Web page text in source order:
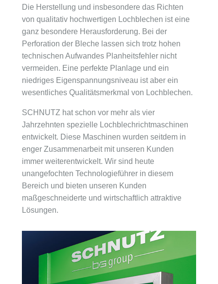
Die Herstellung und insbesondere das Richten
von qualitativ hochwertigen Lochblechen ist eine
ganz besondere Herausforderung. Bei der
Perforation der Bleche lassen sich trotz hohen
technischen Aufwandes Planheitsfehler nicht
vermeiden. Eine perfekte Planlage und ein
niedriges Eigenspannungsniveau ist aber ein
wesentliches Qualitätsmerkmal von Lochblechen.
SCHNUTZ hat schon vor mehr als vier
Jahrzehnten spezielle Lochblechrichtmaschinen
entwickelt. Diese Maschinen wurden seitdem in
enger Zusammenarbeit mit unseren Kunden
immer weiterentwickelt. Wir sind heute
unangefochten Technologieführer in diesem
Bereich und bieten unseren Kunden
maßgeschneiderte und wirtschaftlich attraktive
Lösungen.